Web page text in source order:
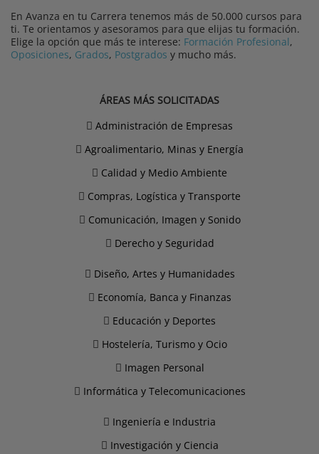
En Avanza en tu Carrera tenemos más de 50.000 cursos para
ti. Te orientamos y asesoramos para que elijas tu formación.
Elige la opción que más te interese: Formación Profesional,
Oposiciones, Grados, Postgrados y mucho más.
ÁREAS MÁS SOLICITADAS
Administración de Empresas
Agroalimentario, Minas y Energía
Calidad y Medio Ambiente
Compras, Logística y Transporte
Comunicación, Imagen y Sonido
Derecho y Seguridad
Diseño, Artes y Humanidades
Economía, Banca y Finanzas
Educación y Deportes
Hostelería, Turismo y Ocio
Imagen Personal
Informática y Telecomunicaciones
Ingeniería e Industria
Investigación y Ciencia